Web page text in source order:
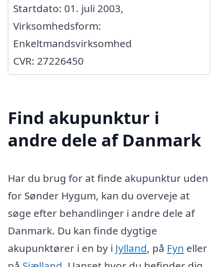
Startdato: 01. juli 2003,
Virksomhedsform:
Enkeltmandsvirksomhed
CVR: 27226450
Find akupunktur i
andre dele af Danmark
Har du brug for at finde akupunktur uden
for Sønder Hygum, kan du overveje at
søge efter behandlinger i andre dele af
Danmark. Du kan finde dygtige
akupunktører i en by i Jylland, på Fyn eller